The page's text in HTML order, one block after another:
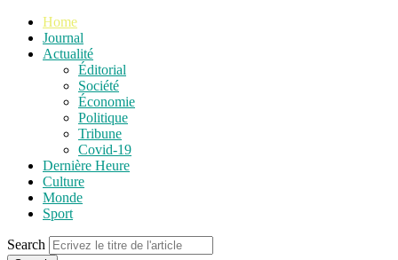
Home
Journal
Actualité
Éditorial
Société
Économie
Politique
Tribune
Covid-19
Dernière Heure
Culture
Monde
Sport
Search